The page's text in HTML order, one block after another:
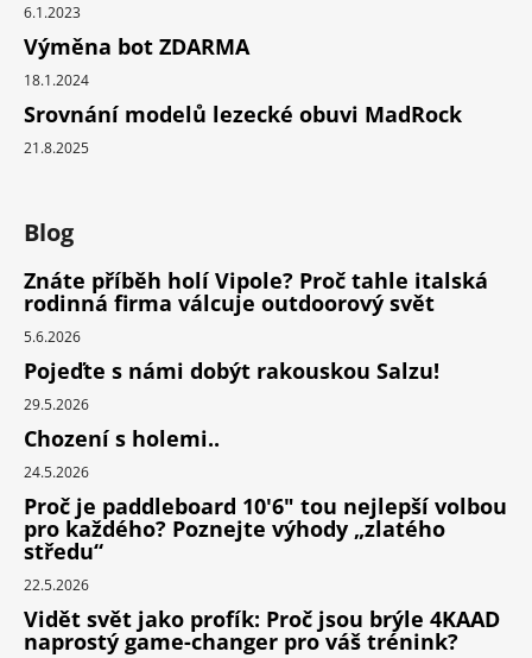
6.1.2023
Výměna bot ZDARMA
18.1.2024
Srovnání modelů lezecké obuvi MadRock
21.8.2025
Blog
Znáte příběh holí Vipole? Proč tahle italská
rodinná firma válcuje outdoorový svět
5.6.2026
Pojeďte s námi dobýt rakouskou Salzu!
29.5.2026
Chození s holemi..
24.5.2026
Proč je paddleboard 10'6" tou nejlepší volbou
pro každého? Poznejte výhody „zlatého
středu“
22.5.2026
Vidět svět jako profík: Proč jsou brýle 4KAAD
naprostý game-changer pro váš trénink?